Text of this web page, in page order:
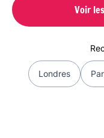
Voir
Londres